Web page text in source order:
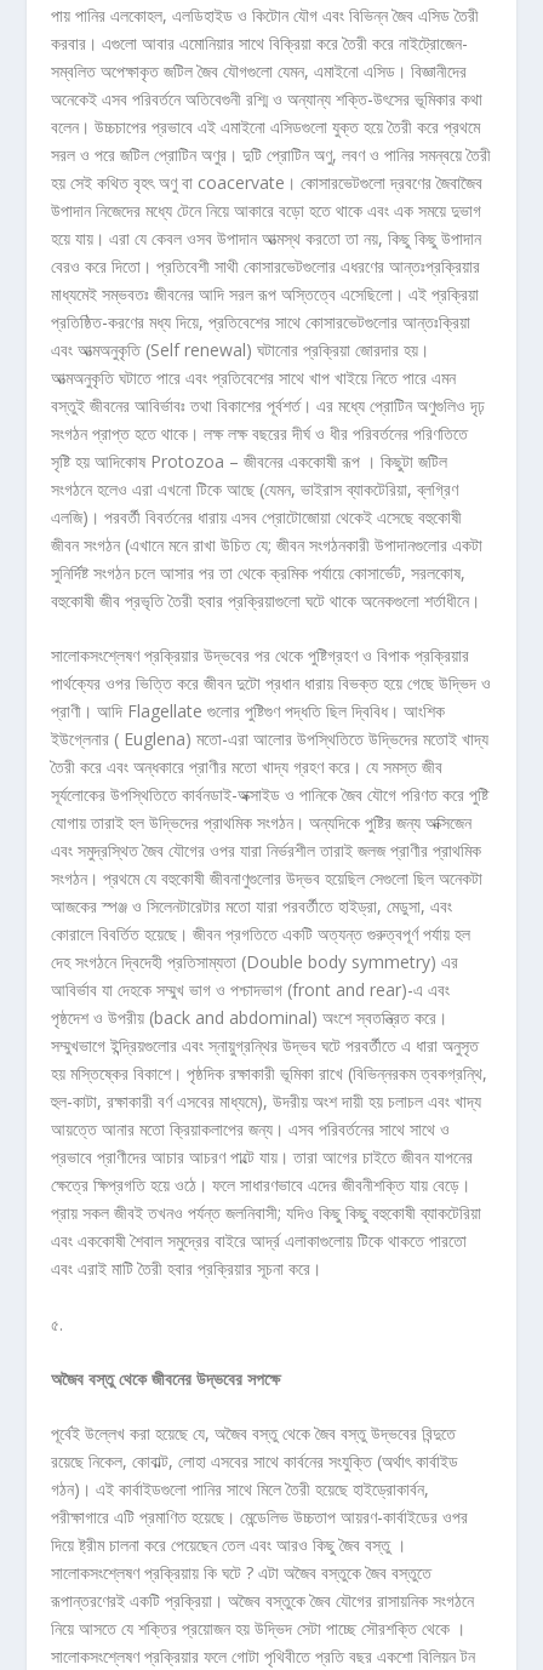
পায় পানির এলকোহল, এলডিহাইড ও কিটোন যৌগ এবং বিভিন্ন জৈব এসিড তৈরী
করবার। এগুলো আবার এমোনিয়ার সাথে বিক্রিয়া করে তৈরী করে নাইট্রোজেন-
সম্বলিত অপেক্ষাকৃত জটিল জৈব যৌগগুলো যেমন, এমাইনো এসিড। বিজ্ঞানীদের
অনেকেই এসব পরিবর্তনে অতিবেগুনী রশ্মি ও অন্যান্য শক্তি-উৎসের ভূমিকার কথা
বলেন। উচ্চচাপের প্রভাবে এই এমাইনো এসিডগুলো যুক্ত হয়ে তৈরী করে প্রথমে
সরল ও পরে জটিল প্রোটিন অণুর। দুটি প্রোটিন অণু, লবণ ও পানির সমন্বয়ে তৈরী
হয় সেই কথিত বৃহৎ অণু বা coacervate। কোসারভেটগুলো দ্রবণের জৈবাজৈব
উপাদান নিজেদের মধ্যে টেনে নিয়ে আকারে বড়ো হতে থাকে এবং এক সময়ে দুভাগ
হয়ে যায়। এরা যে কেবল ওসব উপাদান আত্মস্থ করতো তা নয়, কিছু কিছু উপাদান
বেরও করে দিতো। প্রতিবেশী সাথী কোসারভেটগুলোর এধরণের আন্তঃপ্রক্রিয়ার
মাধ্যমেই সম্ভবতঃ জীবনের আদি সরল রূপ অস্তিত্বে এসেছিলো। এই প্রক্রিয়া
প্রতিষ্ঠিত-করণের মধ্য দিয়ে, প্রতিবেশের সাথে কোসারভেটগুলোর আন্তঃক্রিয়া
এবং আত্মঅনুকৃতি (Self renewal) ঘটানোর প্রক্রিয়া জোরদার হয়।
আত্মঅনুকৃতি ঘটাতে পারে এবং প্রতিবেশের সাথে খাপ খাইয়ে নিতে পারে এমন
বস্তুই জীবনের আবির্ভাবঃ তথা বিকাশের পূর্বশর্ত। এর মধ্যে প্রোটিন অণুগুলিও দৃঢ়
সংগঠন প্রাপ্ত হতে থাকে। লক্ষ লক্ষ বছরের দীর্ঘ ও ধীর পরিবর্তনের পরিণতিতে
সৃষ্টি হয় আদিকোষ Protozoa – জীবনের এককোষী রূপ । কিছুটা জটিল
সংগঠনে হলেও এরা এখনো টিকে আছে (যেমন, ভাইরাস ব্যাকটেরিয়া, ব্লগ্রিণ
এলজি)। পরবর্তী বিবর্তনের ধারায় এসব প্রোটোজোয়া থেকেই এসেছে বহুকোষী
জীবন সংগঠন (এখানে মনে রাখা উচিত যে; জীবন সংগঠনকারী উপাদানগুলোর একটা
সুনির্দিষ্ট সংগঠন চলে আসার পর তা থেকে ক্রমিক পর্যায়ে কোসার্ভেট, সরলকোষ,
বহুকোষী জীব প্রভৃতি তৈরী হবার প্রক্রিয়াগুলো ঘটে থাকে অনেকগুলো শর্তাধীনে।
সালোকসংশ্লেষণ প্রক্রিয়ার উদ্ভবের পর থেকে পুষ্টিগ্রহণ ও বিপাক প্রক্রিয়ার
পার্থক্যের ওপর ভিত্তি করে জীবন দুটো প্রধান ধারায় বিভক্ত হয়ে গেছে উদ্ভিদ ও
প্রাণী। আদি Flagellate গুলোর পুষ্টিগুণ পদ্ধতি ছিল দ্বিবিধ। আংশিক
ইউগ্লেনার ( Euglena) মতো-এরা আলোর উপস্থিতিতে উদ্ভিদের মতোই খাদ্য
তৈরী করে এবং অন্ধকারে প্রাণীর মতো খাদ্য গ্রহণ করে। যে সমস্ত জীব
সূর্যলোকের উপস্থিতিতে কার্বনডাই-অক্সাইড ও পানিকে জৈব যৌগে পরিণত করে পুষ্টি
যোগায় তারাই হল উদ্ভিদের প্রাথমিক সংগঠন। অন্যদিকে পুষ্টির জন্য অক্সিজেন
এবং সমুদ্রস্থিত জৈব যৌগের ওপর যারা নির্ভরশীল তারাই জলজ প্রাণীর প্রাথমিক
সংগঠন। প্রথমে যে বহুকোষী জীবনাণুগুলোর উদ্ভব হয়েছিল সেগুলো ছিল অনেকটা
আজকের স্পঞ্জ ও সিলেনটারেটার মতো যারা পরবর্তীতে হাইড্রা, মেডুসা, এবং
কোরালে বিবর্তিত হয়েছে। জীবন প্রগতিতে একটি অত্যন্ত গুরুত্বপূর্ণ পর্যায় হল
দেহ সংগঠনে দ্বিদেহী প্রতিসাম্যতা (Double body symmetry) এর
আবির্ভাব যা দেহকে সম্মুখ ভাগ ও পশ্চাদভাগ (front and rear)-এ এবং
পৃষ্ঠদেশ ও উপরীয় (back and abdominal) অংশে স্বতন্ত্রিত করে।
সম্মুখভাগে ইন্দ্রিয়গুলোর এবং স্নায়ুগ্রন্থির উদ্ভব ঘটে পরবর্তীতে এ ধারা অনুসৃত
হয় মস্তিষ্কের বিকাশে। পৃষ্ঠদিক রক্ষাকারী ভূমিকা রাখে (বিভিন্নরকম ত্বকগ্রন্থি,
হুল-কাটা, রক্ষাকারী বর্ণ এসবের মাধ্যমে), উদরীয় অংশ দায়ী হয় চলাচল এবং খাদ্য
আয়ত্তে আনার মতো ক্রিয়াকলাপের জন্য। এসব পরিবর্তনের সাথে সাথে ও
প্রভাবে প্রাণীদের আচার আচরণ পাল্টে যায়। তারা আগের চাইতে জীবন যাপনের
ক্ষেত্রে ক্ষিপ্রগতি হয়ে ওঠে। ফলে সাধারণভাবে এদের জীবনীশক্তি যায় বেড়ে।
প্রায় সকল জীবই তখনও পর্যন্ত জলনিবাসী; যদিও কিছু কিছু বহুকোষী ব্যাকটেরিয়া
এবং এককোষী শৈবাল সমুদ্রের বাইরে আর্দ্র এলাকাগুলোয় টিকে থাকতে পারতো
এবং এরাই মাটি তৈরী হবার প্রক্রিয়ার সূচনা করে।
৫.
অজৈববস্তুথেকেজীবনেরউদ্ভবেরসপক্ষে
পূর্বেই উল্লেখ করা হয়েছে যে, অজৈব বস্তু থেকে জৈব বস্তু উদ্ভবের বিন্দুতে
রয়েছে নিকেল, কোবাল্ট, লোহা এসবের সাথে কার্বনের সংযুক্তি (অর্থাৎ কার্বাইড
গঠন)। এই কার্বাইডগুলো পানির সাথে মিলে তৈরী হয়েছে হাইড্রোকার্বন,
পরীক্ষাগারে এটি প্রমাণিত হয়েছে। মেন্ডেলিভ উচ্চতাপ আয়রণ-কার্বাইডের ওপর
দিয়ে ষ্ট্রীম চালনা করে পেয়েছেন তেল এবং আরও কিছু জৈব বস্তু ।
সালোকসংশ্লেষণ প্রক্রিয়ায় কি ঘটে ? এটা অজৈব বস্তুকে জৈব বস্তুতে
রূপান্তরণেরই একটি প্রক্রিয়া। অজৈব বস্তুকে জৈব যৌগের রাসায়নিক সংগঠনে
নিয়ে আসতে যে শক্তির প্রয়োজন হয় উদ্ভিদ সেটা পাচ্ছে সৌরশক্তি থেকে ।
সালোকসংশ্লেষণ প্রক্রিয়ার ফলে গোটা পৃথিবীতে প্রতি বছর একশো বিলিয়ন টন